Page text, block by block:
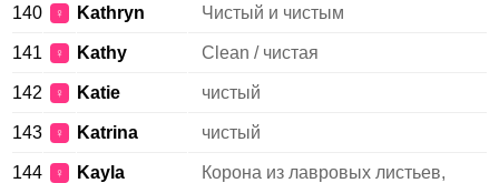
140 ♀ Kathryn Чистый и чистым
141 ♀ Kathy Clean / чистая
142 ♀ Katie чистый
143 ♀ Katrina чистый
144 ♀ Kayla
Корона из лавровых листьев,